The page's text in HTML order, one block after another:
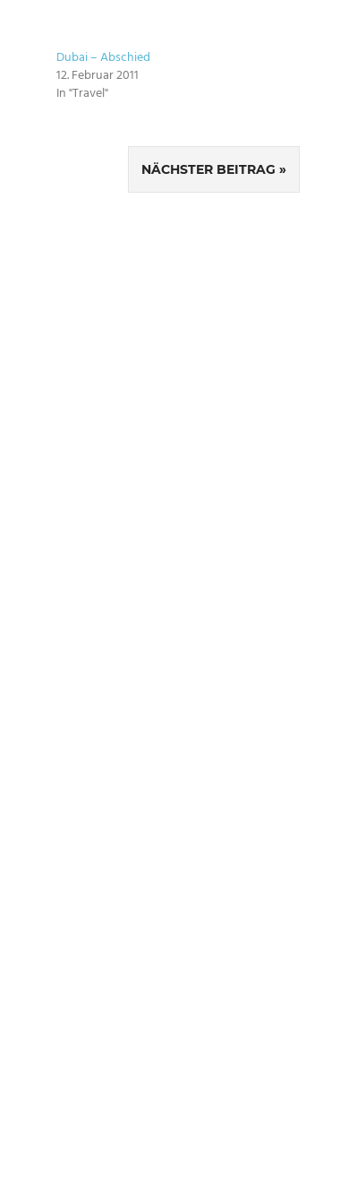
Dubai – Abschied
12. Februar 2011
In "Travel"
NÄCHSTER BEITRAG